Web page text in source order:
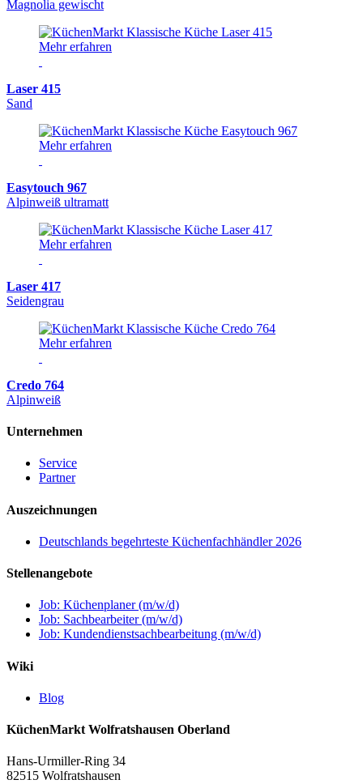
Magnolia gewischt
Mehr erfahren
Laser 415
Sand
Mehr erfahren
Easytouch 967
Alpinweiß ultramatt
Mehr erfahren
Laser 417
Seidengrau
Mehr erfahren
Credo 764
Alpinweiß
Unternehmen
Service
Partner
Auszeichnungen
Deutschlands begehrteste Küchenfachhändler 2026
Stellenangebote
Job: Küchenplaner (m/w/d)
Job: Sachbearbeiter (m/w/d)
Job: Kundendienstsachbearbeitung (m/w/d)
Wiki
Blog
KüchenMarkt Wolfratshausen Oberland
Hans-Urmiller-Ring 34
82515 Wolfratshausen